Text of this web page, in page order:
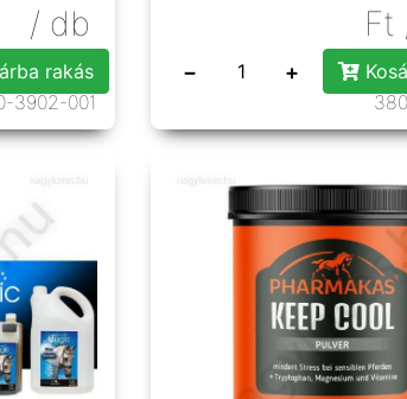
/ db
rakás
3902-001
Ft
− +